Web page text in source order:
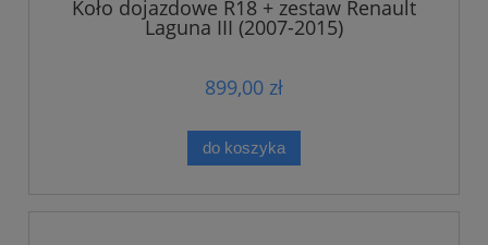
Koło dojazdowe R18 + zestaw Renault
Laguna III (2007-2015)
899,00 zł
do koszyka